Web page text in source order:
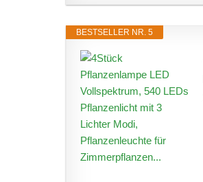
BESTSELLER NR. 5